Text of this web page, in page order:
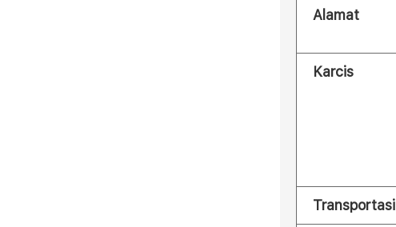
Alamat
Karcis
Transportasi